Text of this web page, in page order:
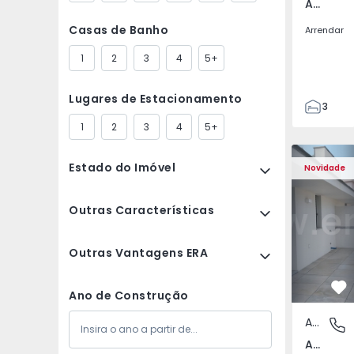
Casas de Banho
1 2 3 4 5+
Lugares de Estacionamento
1 2 3 4 5+
Estado do Imóvel
Outras Características
Outras Vantagens ERA
Ano de Construção
Av. Boavista, Porto
Arrendar
3
132
142
2
Novidade
Apartamento T2
Av.
Apartamento
Av. Boavista, Porto